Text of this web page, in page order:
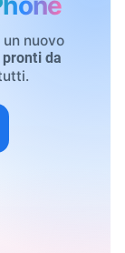
nuovo
pronti da